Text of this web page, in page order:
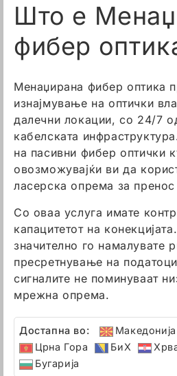
Што е
фибер
Менаџирана фибер оптика
изнајмување на оптички
далечни локации, со 24/7
кабелската
на пасивни фибер оптички
овозможувајќи ви да
ласерска опрема за
Со оваа услуга имате
капацитетот на
значително го намалувате
пресретнување на
сигналите не поминуваат
мрежна опрема.
Достапна во: Македонија
Црна Гора
БиХ
Бугарија